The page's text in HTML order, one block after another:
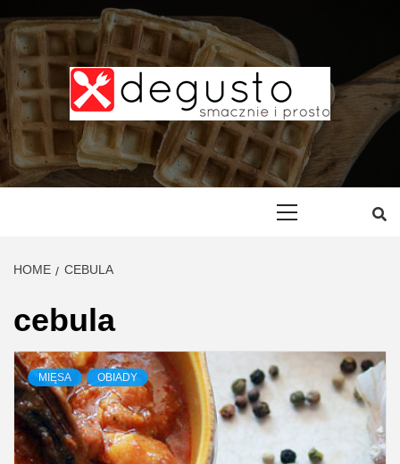
to
content
DEGUSTO –
PRZEPISY
SMACZNE I
PROSTE
HOME CEBULA
cebula
MIĘSA OBIADY